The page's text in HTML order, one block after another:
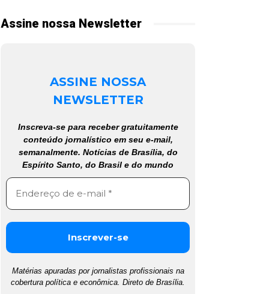
Assine nossa Newsletter
ASSINE NOSSA
NEWSLETTER
Inscreva-se para receber gratuitamente
conteúdo jornalístico em seu e-mail,
semanalmente. Notícias de Brasília, do
Espírito Santo, do Brasil e do mundo
Matérias apuradas por jornalistas profissionais na
cobertura política e econômica. Direto de Brasília.